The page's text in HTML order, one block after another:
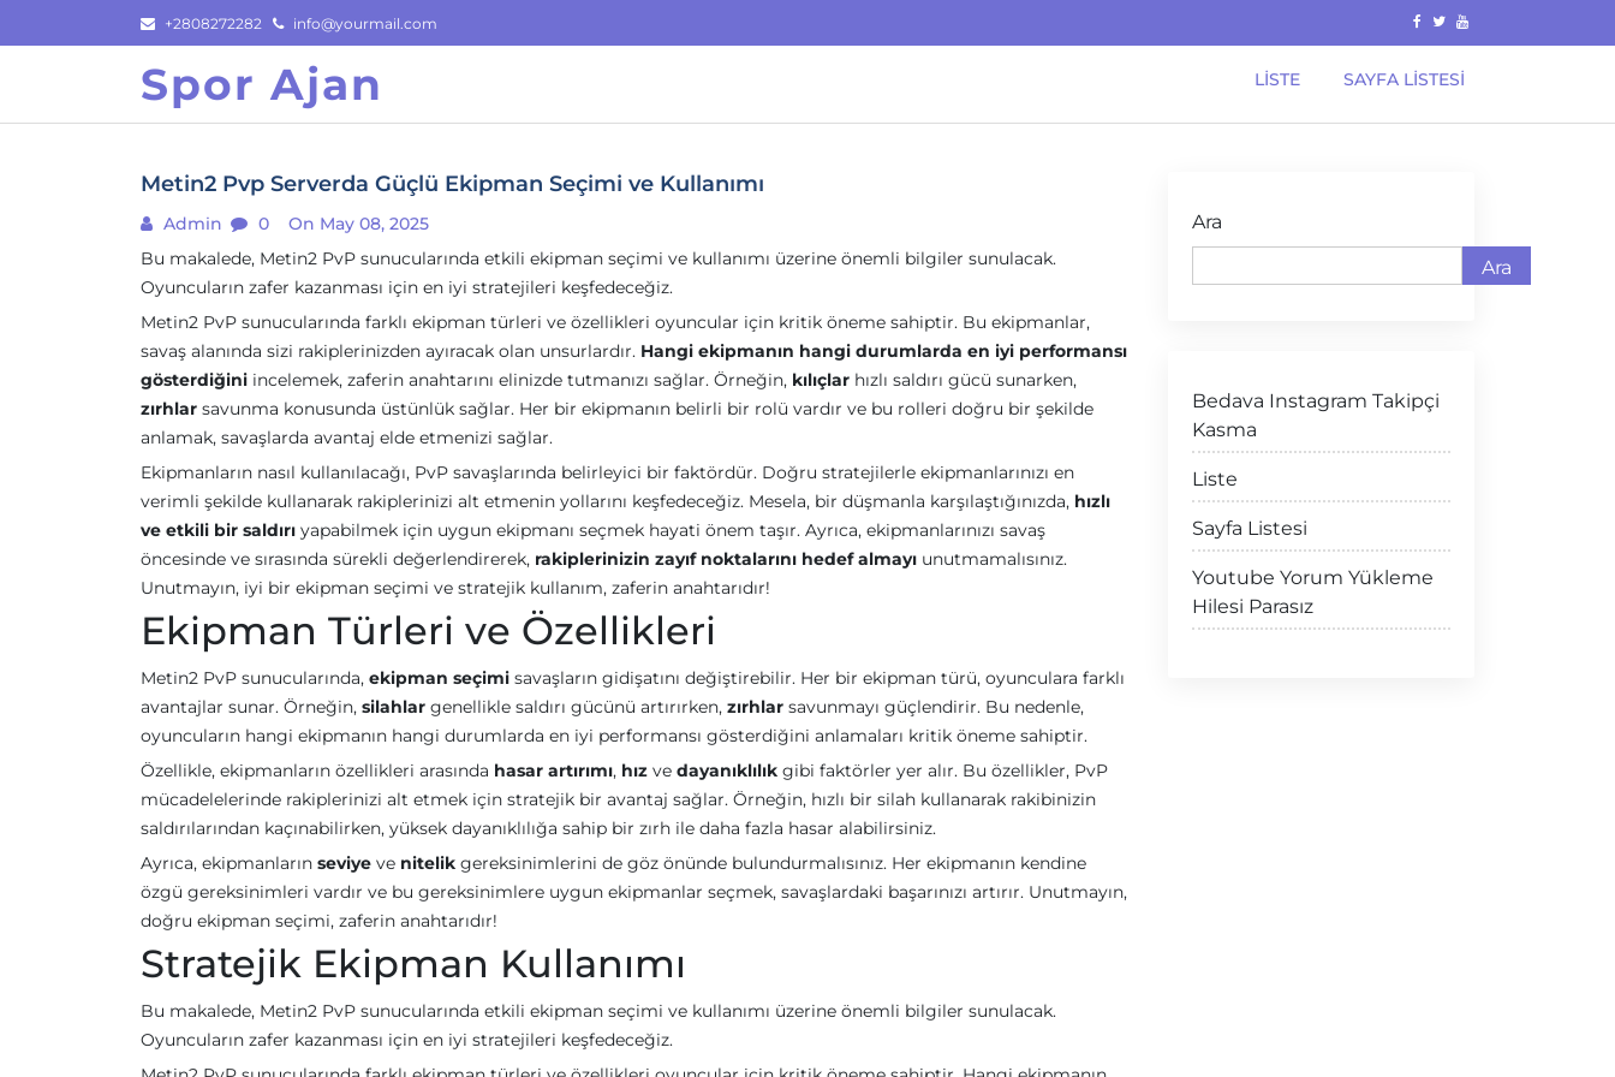
to
+2808272282 info@yourmail.com
Spor Ajan LISTE SAYFA LISTESI
Metin2 Pvp Serverda Güçlü Ekipman Seçimi ve Kullanımı
Admin 0
On May 08, 2025
Bu makalede, Metin2 PvP sunucularında etkili ekipman seçimi ve kullanımı üzerine önemli bilgiler sunulacak.
Oyuncuların zafer kazanması için en iyi stratejileri keşfedeceğiz.
Metin2 PvP sunucularında farklı ekipman türleri ve özellikleri oyuncular için kritik öneme sahiptir. Bu ekipmanlar,
savaş alanında sizi rakiplerinizden ayıracak olan unsurlardır. Hangi ekipmanın hangi durumlarda en iyi performansı
gösterdiğini incelemek, zaferin anahtarını elinizde tutmanızı sağlar. Örneğin, kılıçlar hızlı saldırı gücü sunarken,
zırhlar savunma konusunda üstünlük sağlar. Her bir ekipmanın belirli bir rolü vardır ve bu rolleri doğru bir şekilde
anlamak, savaşlarda avantaj elde etmenizi sağlar.
Ekipmanların nasıl kullanılacağı, PvP savaşlarında belirleyici bir faktördür. Doğru stratejilerle ekipmanlarınızı en
verimli şekilde kullanarak rakiplerinizi alt etmenin yollarını keşfedeceğiz. Mesela, bir düşmanla karşılaştığınızda, hızlı
ve etkili bir saldırı yapabilmek için uygun ekipmanı seçmek hayati önem taşır. Ayrıca, ekipmanlarınızı savaş
öncesinde ve sırasında sürekli değerlendirerek, rakiplerinizin zayıf noktalarını hedef almayı unutmamalısınız.
Unutmayın, iyi bir ekipman seçimi ve stratejik kullanım, zaferin anahtarıdır!
Ekipman Türleri ve Özellikleri
Metin2 PvP sunucularında, ekipman seçimi savaşların gidişatını değiştirebilir. Her bir ekipman türü, oyunculara farklı
avantajlar sunar. Örneğin, silahlar genellikle saldırı gücünü artırırken, zırhlar savunmayı güçlendirir. Bu nedenle,
oyuncuların hangi ekipmanın hangi durumlarda en iyi performansı gösterdiğini anlamaları kritik öneme sahiptir.
Özellikle, ekipmanların özellikleri arasında hasar artırımı, hız ve dayanıklılık gibi faktörler yer alır. Bu özellikler, PvP
mücadelelerinde rakiplerinizi alt etmek için stratejik bir avantaj sağlar. Örneğin, hızlı bir silah kullanarak rakibinizin
saldırılarından kaçınabilirken, yüksek dayanıklılığa sahip bir zırh ile daha fazla hasar alabilirsiniz.
Ayrıca, ekipmanların seviye ve nitelik gereksinimlerini de göz önünde bulundurmalısınız. Her ekipmanın kendine
özgü gereksinimleri vardır ve bu gereksinimlere uygun ekipmanlar seçmek, savaşlardaki başarınızı artırır. Unutmayın,
doğru ekipman seçimi, zaferin anahtarıdır!
Stratejik Ekipman Kullanımı
Bu makalede, Metin2 PvP sunucularında etkili ekipman seçimi ve kullanımı üzerine önemli bilgiler sunulacak.
Oyuncuların zafer kazanması için en iyi stratejileri keşfedeceğiz.
Ara
Ara
Bedava Instagram Takipçi
Kasma
Liste
Sayfa Listesi
Youtube Yorum Yükleme
Hilesi Parasız